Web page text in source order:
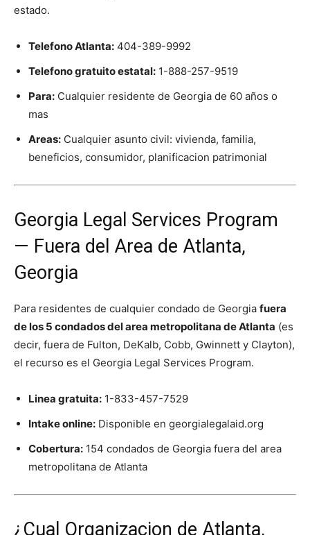
estado.
Telefono Atlanta: 404-389-9992
Telefono gratuito estatal: 1-888-257-9519
Para: Cualquier residente de Georgia de 60 años o
mas
Areas: Cualquier asunto civil: vivienda, familia,
beneficios, consumidor, planificacion patrimonial
Georgia Legal Services Program
— Fuera del Area de Atlanta,
Georgia
Para residentes de cualquier condado de Georgia fuera
de los 5 condados del area metropolitana de Atlanta (es
decir, fuera de Fulton, DeKalb, Cobb, Gwinnett y Clayton),
el recurso es el Georgia Legal Services Program.
Linea gratuita: 1-833-457-7529
Intake online: Disponible en georgialegalaid.org
Cobertura: 154 condados de Georgia fuera del area
metropolitana de Atlanta
¿Cual Organizacion de Atlanta,